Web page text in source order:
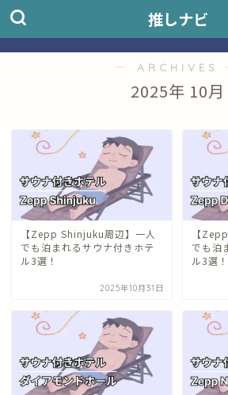
推しナビ
― ARCHIVES
2025年 10月
【Zepp Shinjuku周辺】一人
でも泊まれるサウナ付きホテ
ル3選！
2025年10月31日
【
でも泊
ル3選！